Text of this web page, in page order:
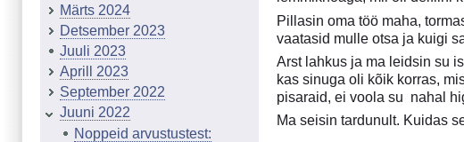
Märts 2024
Detsember 2023
Juuli 2023
Aprill 2023
September 2022
Juuni 2022
Noppeid arvustustest:
Pillasin oma töö maha,
vaatasid mulle otsa ja kuigi
Arst lahkus ja ma leidsin su
kas sinuga oli kõik korras,
pisaraid, ei voola su nahal
Ma seisin tardunult. Kuidas